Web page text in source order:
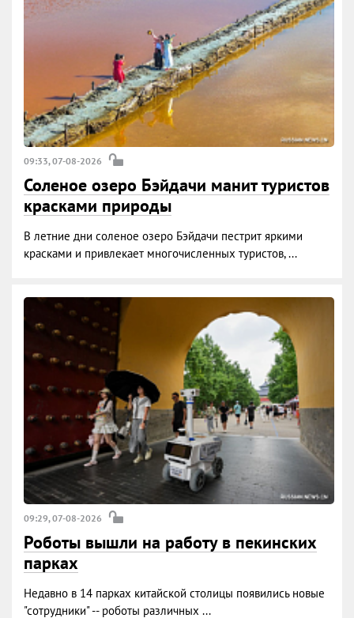
09:33, 07-08-2026
Соленое озеро Бэйдачи манит туристов
красками природы
В летние дни соленое озеро Бэйдачи пестрит яркими
красками и привлекает многочисленных туристов, ...
09:29, 07-08-2026
Роботы вышли на работу в пекинских
парках
Недавно в 14 парках китайской столицы появились новые
"сотрудники" -- роботы различных ...